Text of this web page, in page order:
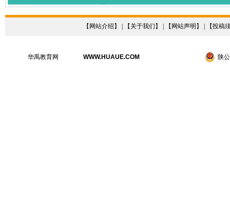
【 网站介绍 】 | 【 关于我们 】 | 【 网站声明 】 | 【投稿
华禹教育网 WWW.HUAUE.COM 陕